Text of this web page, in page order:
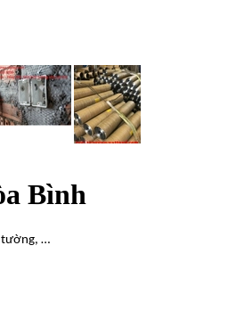
Bình
tường, …